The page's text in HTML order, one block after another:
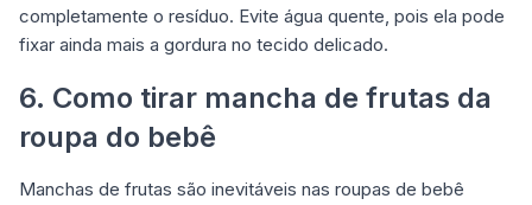
completamente o resíduo. Evite água quente, pois ela pode
fixar ainda mais a gordura no tecido delicado.
6. Como tirar mancha de frutas da
roupa do bebê
Manchas de frutas são inevitáveis nas roupas de bebê